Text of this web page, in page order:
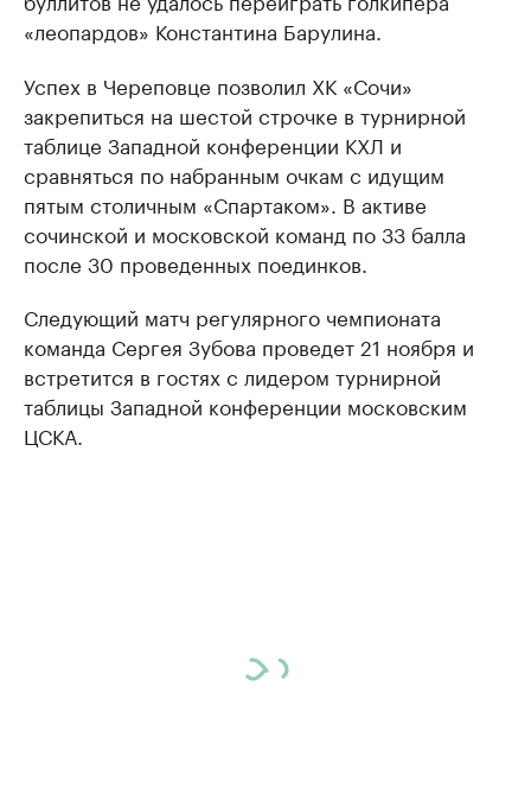
«леопардов» Константина Барулина.
Успех в Череповце позволил ХК «Сочи»
закрепиться на шестой строчке в турнирной
таблице Западной конференции КХЛ и
сравняться по набранным очкам с идущим
пятым столичным «Спартаком». В активе
сочинской и московской команд по 33 балла
после 30 проведенных поединков.
Следующий матч регулярного чемпионата
команда Сергея Зубова проведет 21 ноября и
встретится в гостях с лидером турнирной
таблицы Западной конференции московским
ЦСКА.